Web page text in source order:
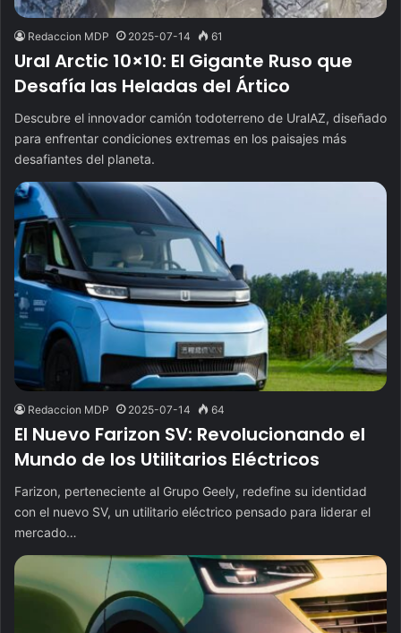
Redaccion MDP 2025-07-14 61
Ural Arctic 10×10: El Gigante Ruso que
Desafía las Heladas del Ártico
Descubre el innovador camión todoterreno de UralAZ, diseñado
para enfrentar condiciones extremas en los paisajes más
desafiantes del planeta.
Redaccion MDP 2025-07-14 64
El Nuevo Farizon SV: Revolucionando el
Mundo de los Utilitarios Eléctricos
Farizon, perteneciente al Grupo Geely, redefine su identidad
con el nuevo SV, un utilitario eléctrico pensado para liderar el
mercado…